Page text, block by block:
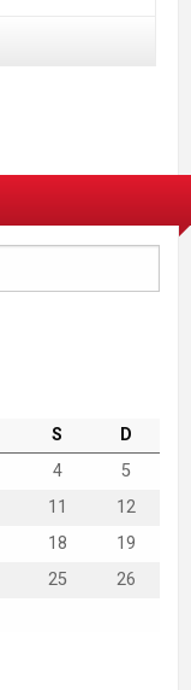
S
D
4
5
11
12
18
19
25
26